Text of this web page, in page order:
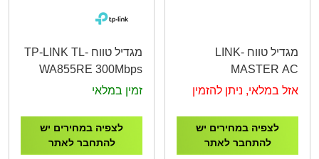
מגדיל טווח LINK-
MASTER AC
1200Mbps Dual Band
אזל במלאי, ניתן להזמין
לצפיה במחירים יש
להתחבר לאתר
מגדיל טווח TP-LINK TL-
WA855RE 300Mbps
Wi-Fi Range Extender
זמין במלאי
לצפיה במחירים יש
להתחבר לאתר